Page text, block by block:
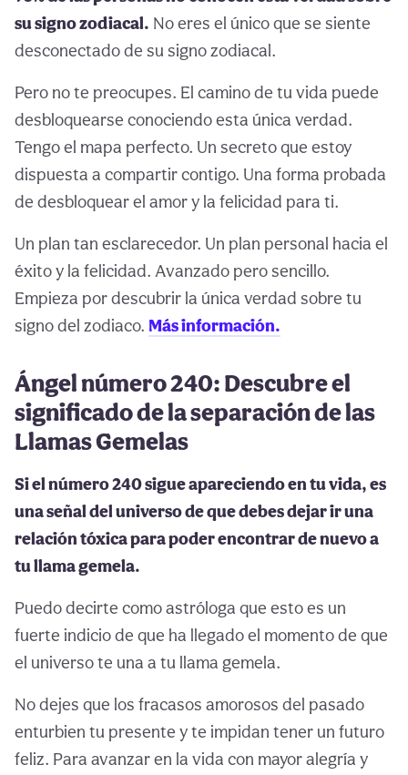
su signo zodiacal. No eres el único que se siente
desconectado de su signo zodiacal.
Pero no te preocupes. El camino de tu vida puede
desbloquearse conociendo esta única verdad.
Tengo el mapa perfecto. Un secreto que estoy
dispuesta a compartir contigo. Una forma probada
de desbloquear el amor y la felicidad para ti.
Un plan tan esclarecedor. Un plan personal hacia el
éxito y la felicidad. Avanzado pero sencillo.
Empieza por descubrir la única verdad sobre tu
signo del zodiaco. Más información.
Ángel número 240: Descubre el
significado de la separación de las
Llamas Gemelas
Si el número 240 sigue apareciendo en tu vida, es
una señal del universo de que debes dejar ir una
relación tóxica para poder encontrar de nuevo a
tu llama gemela.
Puedo decirte como astróloga que esto es un
fuerte indicio de que ha llegado el momento de que
el universo te una a tu llama gemela.
No dejes que los fracasos amorosos del pasado
enturbien tu presente y te impidan tener un futuro
feliz. Para avanzar en la vida con mayor alegría y